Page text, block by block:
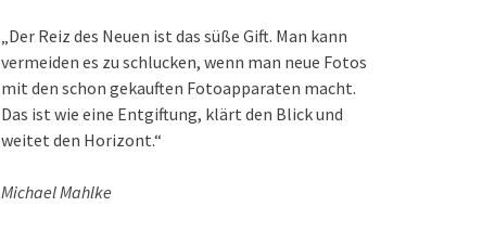
„Der Reiz des Neuen ist das süße Gift. Man kann
vermeiden es zu schlucken, wenn man neue Fotos
mit den schon gekauften Fotoapparaten macht.
Das ist wie eine Entgiftung, klärt den Blick und
weitet den Horizont.“
Michael Mahlke